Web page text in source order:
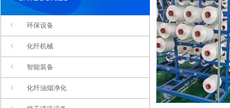
环保设备
化纤机械
智能装备
化纤油烟净化